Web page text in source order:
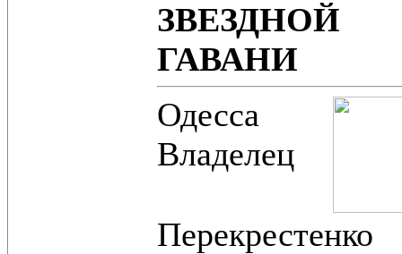
ЗВЕЗДНОЙ
ГАВАНИ
Одесса
Владелец
Перекрестенко